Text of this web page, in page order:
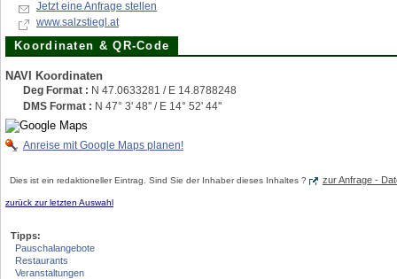
Jetzt eine Anfrage stellen
www.salzstiegl.at
Koordinaten & QR-Code
NAVI Koordinaten
Deg Format : N 47.0633281 / E 14.8788248
DMS Format : N 47° 3' 48'' / E 14° 52' 44''
Anreise mit Google Maps planen!
Dies ist ein redaktioneller Eintrag. Sind Sie der Inhaber dieses Inhaltes ? zur Anfrage -
zurück zur letzten Auswahl
Tipps:
Pauschalangebote
Restaurants
Veranstaltungen